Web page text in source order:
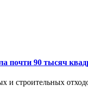
почти 90 тысяч